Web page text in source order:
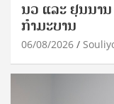
ນວ ແລະ ຢຸນນາ
ກຳມະບານ
06/08/2026